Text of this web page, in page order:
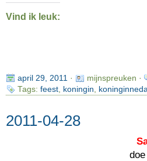
Vind ik leuk:
april 29, 2011 ·
mijnspreuken ·
Tags: feest, koningin
2011-04-28